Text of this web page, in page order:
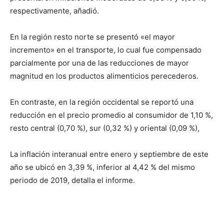
respectivamente, añadió.
En la región resto norte se presentó «el mayor
incremento» en el transporte, lo cual fue compensado
parcialmente por una de las reducciones de mayor
magnitud en los productos alimenticios perecederos.
En contraste, en la región occidental se reportó una
reducción en el precio promedio al consumidor de 1,10 %,
resto central (0,70 %), sur (0,32 %) y oriental (0,09 %),
La inflación interanual entre enero y septiembre de este
año se ubicó en 3,39 %, inferior al 4,42 % del mismo
periodo de 2019, detalla el informe.